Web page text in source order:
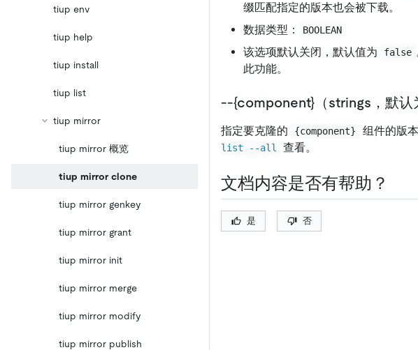
tiup env
tiup help
tiup install
tiup list
tiup mirror
tiup mirror 概览
tiup mirror clone
tiup mirror genkey
tiup mirror grant
tiup mirror init
tiup mirror merge
tiup mirror modify
tiup mirror publish
缀匹配指定的版本也会被下载。
数据类型：
BOOLEAN
该选项默认关闭，默认值为 false
此功能。
--{component}（strings，默认
指定要克隆的 {component} 组件的版本
list --all
查看。
文档内容是否有帮助？
是 否